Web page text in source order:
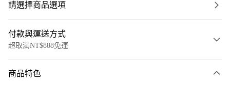
請選擇商品選項
付款與運送方式
超取滿NT$888免運
信用卡一次付款
商品特色